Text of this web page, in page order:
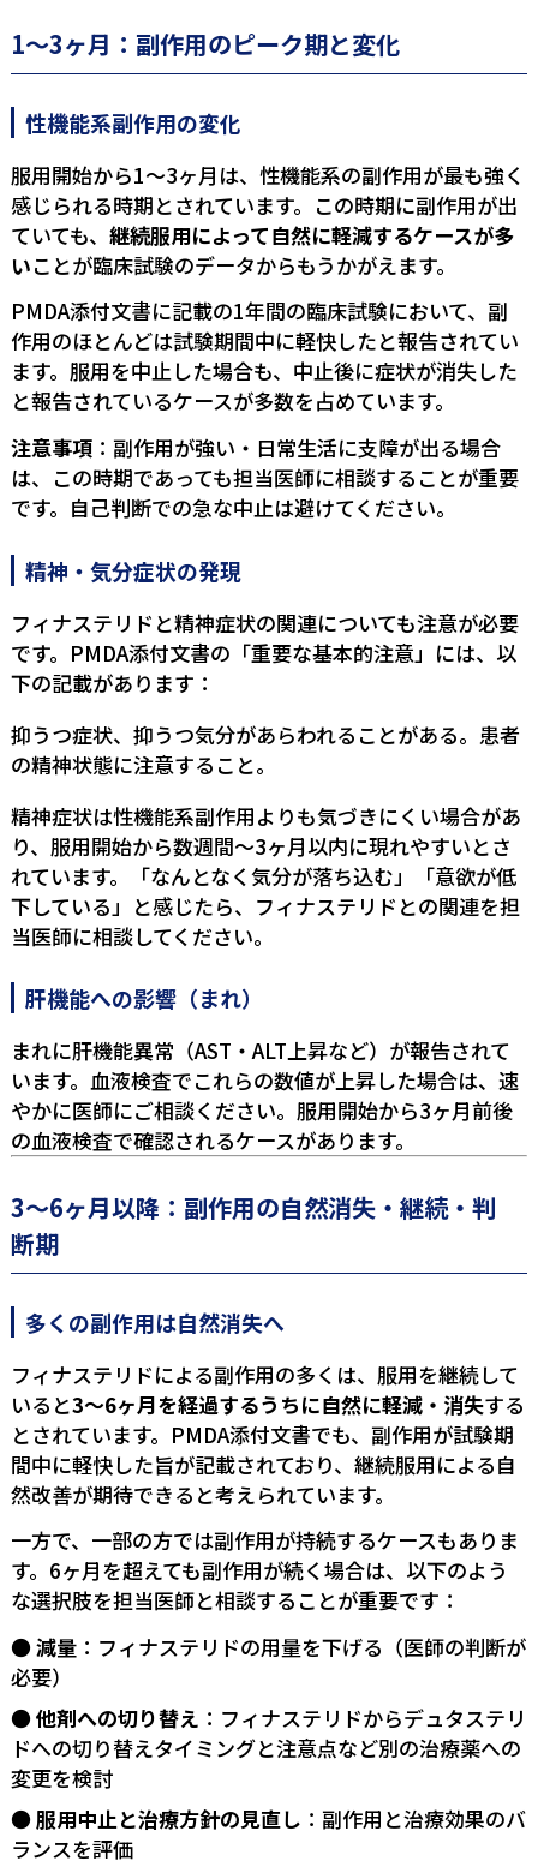
1〜3ヶ月：副作用のピーク期と変化
性機能系副作用の変化
服用開始から1〜3ヶ月は、性機能系の副作用が最も強く
感じられる時期とされています。この時期に副作用が出
ていても、 継続服用によって自然に軽減するケースが多
いことが臨床試験のデータからもうかがえます。
PMDA添付文書に記載の1年間の臨床試験において、副
作用のほとんどは試験期間中に軽快したと報告されてい
ます。服用を中止した場合も、中止後に症状が消失した
と報告されているケースが多数を占めています。
注意事項：副作用が強い・日常生活に支障が出る場合
は、この時期であっても担当医師に相談することが重要
です。自己判断での急な中止は避けてください。
精神・気分症状の発現
フィナステリドと精神症状の関連についても注意が必要
です。PMDA添付文書の「重要な基本的注意」には、以
下の記載があります：
抑うつ症状、抑うつ気分があらわれることがある。患者
の精神状態に注意すること。
精神症状は性機能系副作用よりも気づきにくい場合があ
り、服用開始から数週間〜3ヶ月以内に現れやすいとさ
れています。「なんとなく気分が落ち込む」「意欲が低
下している」と感じたら、フィナステリドとの関連を担
当医師に相談してください。
肝機能への影響（まれ）
まれに肝機能異常（AST・ALT上昇など）が報告されて
います。血液検査でこれらの数値が上昇した場合は、速
やかに医師にご相談ください。服用開始から3ヶ月前後
の血液検査で確認されるケースがあります。
3〜6ヶ月以降：副作用の自然消失・継続・判
断期
多くの副作用は自然消失へ
フィナステリドによる副作用の多くは、服用を継続して
いると3〜6ヶ月を経過するうちに自然に軽減・消失する
とされています。PMDA添付文書でも、副作用が試験期
間中に軽快した旨が記載されており、継続服用による自
然改善が期待できると考えられています。
一方で、一部の方では副作用が持続するケースもありま
す。6ヶ月を超えても副作用が続く場合は、以下のよう
な選択肢を担当医師と相談することが重要です：
減量 ：フィナステリドの用量を下げる（医師の判断が
必要）
他剤への切り替え ： フィナステリドからデュタステリ
ドへの切り替えタイミングと注意点など別の治療薬への
変更を検討
服用中止と治療方針の見直し ：副作用と治療効果のバ
ランスを評価